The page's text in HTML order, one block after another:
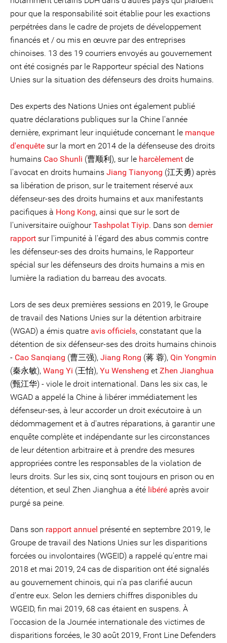
pour que la responsabilité soit établie pour les exactions
perpétrées dans le cadre de projets de développement
financés et / ou mis en œuvre par des entreprises
chinoises. 13 des 19 courriers envoyés au gouvernement
ont été cosignés par le Rapporteur spécial des Nations
Unies sur la situation des défenseurs des droits humains.
Des experts des Nations Unies ont également publié
quatre déclarations publiques sur la Chine l'année
dernière, exprimant leur inquiétude concernant le manque
d'enquête sur la mort en 2014 de la défenseuse des droits
humains Cao Shunli (曹顺利), sur le harcèlement de
l'avocat en droits humains Jiang Tianyong (江天勇) après
sa libération de prison, sur le traitement réservé aux
défenseur-ses des droits humains et aux manifestants
pacifiques à Hong Kong, ainsi que sur le sort de
l'universitaire ouïghourTashpolat Tiyip. Dans son dernier
rapport sur l'impunité à l'égard des abus commis contre
les défenseur-ses des droits humains, le Rapporteur
spécial sur les défenseurs des droits humains a mis en
lumière la radiation du barreau des avocats.
Lors de ses deux premières sessions en 2019, le Groupe
de travail des Nations Unies sur la détention arbitraire
(WGAD) a émis quatre avis officiels, constatant que la
détention de six défenseur-ses des droits humains chinois
- Cao Sanqiang (曹三强), Jiang Rong (蒋 蓉), Qin Yongmin
(秦永敏), Wang Yi (王怡), Yu Wensheng et Zhen Jianghua
(甄江华) - viole le droit international. Dans les six cas, le
WGAD a appelé la Chine à libérer immédiatement les
défenseur-ses, à leur accorder un droit exécutoire à un
dédommagement et à d'autres réparations, à garantir une
enquête complète et indépendante sur les circonstances
de leur détention arbitraire et à prendre des mesures
appropriées contre les responsables de la violation de
leurs droits. Sur les six, cinq sont toujours en prison ou en
détention, et seul Zhen Jianghua a été libéré après avoir
purgé sa peine.
Dans son rapport annuel présenté en septembre 2019, le
Groupe de travail des Nations Unies sur les disparitions
forcées ou involontaires (WGEID) a rappelé qu'entre mai
2018 et mai 2019, 24 cas de disparition ont été signalés
au gouvernement chinois, qui n'a pas clarifié aucun
d'entre eux. Selon les derniers chiffres disponibles du
WGEID, fin mai 2019, 68 cas étaient en suspens. À
l'occasion de la Journée internationale des victimes de
disparitions forcées, le 30 août 2019, Front Line Defenders